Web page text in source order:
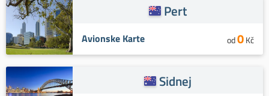
Pert
Avionske Karte od0Kč
Sidnej